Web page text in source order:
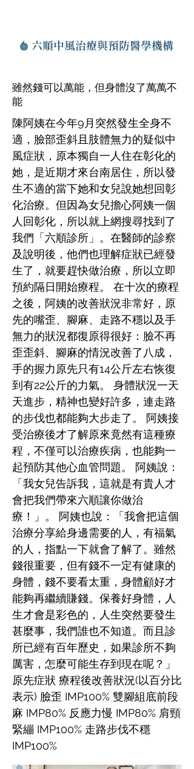
六順中風治療與預防醫學機構
雖然錢可以萬能，但身體沒了萬萬不
能
陳阿姨在今年9月突然發生全身不
適，臉部歪斜且肢體無力的疑似中
風症狀，原本獨自一人住在彰化的
她，是近期才來台南居住，所以發
生不適的當下她和女兒說她想回彰
化治療。但因為女兒擔心阿姨一個
人回彰化，所以就上網搜尋找到了
我們「六順診所」。在醫師的診察
及說明後，他們也理解症狀已經發
生了，就要趕快做治療，所以立即
預約隔日開始療程。 在十次的療程
之後，阿姨的改善狀況非常好，原
先的嘴歪、腳麻、走路不穩以及手
無力的狀況都復原得很好：臉不再
歪歪斜、腳麻的情況改善了八成，
手的握力原先只有14公斤左右恢復
到有22公斤的力氣。 身體狀況一天
天進步，精神也變好許多，連走路
的步伐也都能夠大步走了。 阿姨接
受治療後才了解原來竟然有這種療
程，不僅可以治療疾病，也能夠一
起預防其他心血管問題。 阿姨說：
「我女兒告訴我，這就是有貴人才
會把我們帶來六順讓你做治
療！」。 阿姨也說：「我會把這個
治療分享給身邊需要的人，有福氣
的人，指點一下就會了解了。雖然
錢很重要，但有錢不一定有健康的
身體，錢不要看太重，身體顧好才
能夠再繼續賺錢。保養好身體，人
生才會是彩色的，人生突然要發生
甚麼事，我們誰也不知道。而且診
所已經有百年歷史，如果診所不夠
厲害，怎麼可能生存到現在呢？」
原先症狀 療程後改善狀況(以百分比
表示) 臉歪 IMP100% 雙腳組底前段
麻 IMP80% 反應力慢 IMP80% 肩頸
緊繃 IMP100% 走路步伐不穩
IMP100%